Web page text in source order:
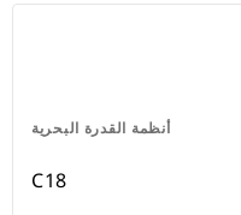
أنظمة القدرة البحرية
C18